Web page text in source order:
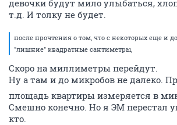
девочки будут мило улыбаться,
т.д. И толку не будет.
после прочтения о том, что с некоторых еще и
"лишние" квадратные сантиметры,
Скоро на миллиметры перейдут.
Ну а там и до микробов не далеко.
площадь квартиры измеряется в
Смешно конечно. Но я ЭМ перестал
кто.